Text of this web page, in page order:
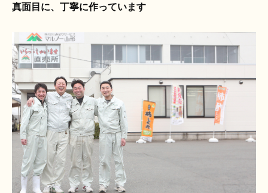
真面目に、丁寧に作っています